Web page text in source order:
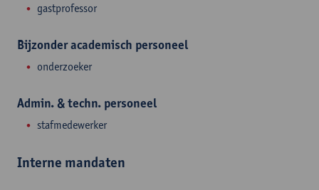
gastprofessor
Bijzonder academisch personeel
onderzoeker
Admin. & techn. personeel
stafmedewerker
Interne mandaten